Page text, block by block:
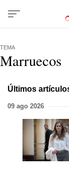
TEMA
Marruecos
Últimos
09 ago 2026